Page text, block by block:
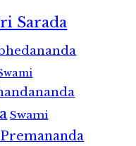
Sarada
Swami